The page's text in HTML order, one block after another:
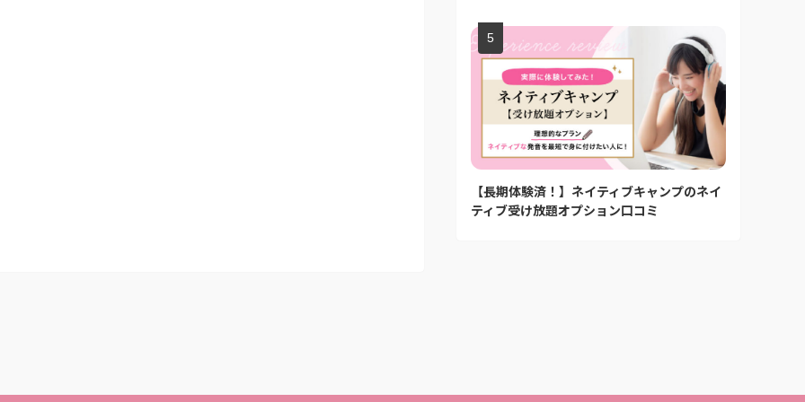
【長期体験済！】ネイティブキャンプのネイ
ティブ受け放題オプション口コミ